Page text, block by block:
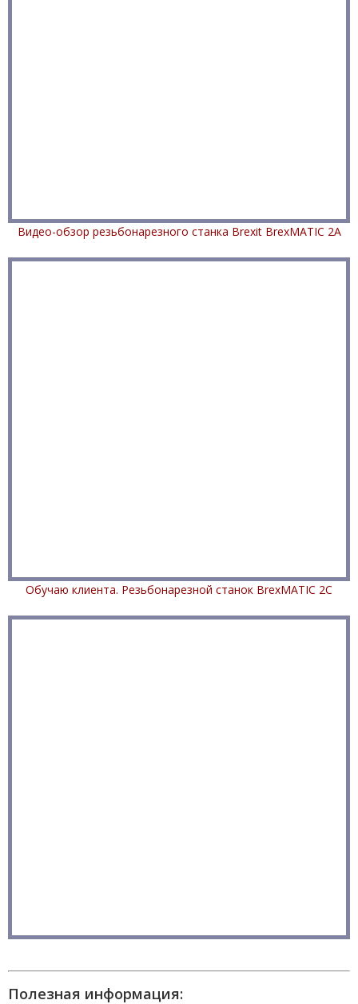
Видео-обзор резьбонарезного станка Brexit BrexMATIC 2А
Обучаю клиента. Резьбонарезной станок BrexMATIC 2C
Полезная информация: